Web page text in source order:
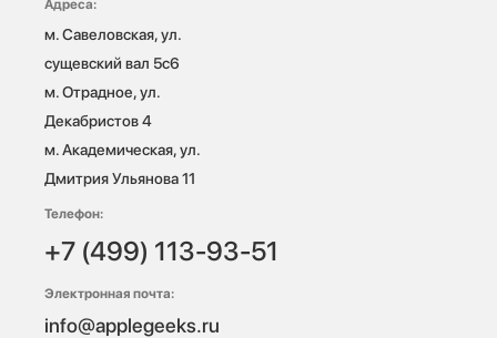
Адреса:
м. Савеловская, ул.
сущевский вал 5с6
м. Отрадное, ул.
Декабристов 4
м. Академическая, ул.
Дмитрия Ульянова 11
Телефон:
+7 (499) 113-93-51
Электронная почта:
info@applegeeks.ru